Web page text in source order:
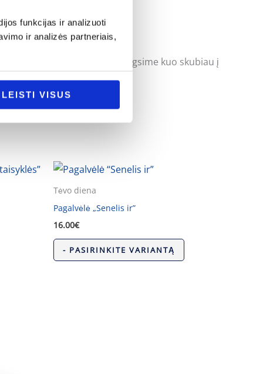
funkcijas ir analizuoti
ir analizės partneriais,
LEISTI VISUS
klausimus ir mes pasistengsime kuo skubiau į
Tėvo diena
Pagalvėlė „Senelis ir”
16.00€
- PASIRINKITE VARIANTĄ